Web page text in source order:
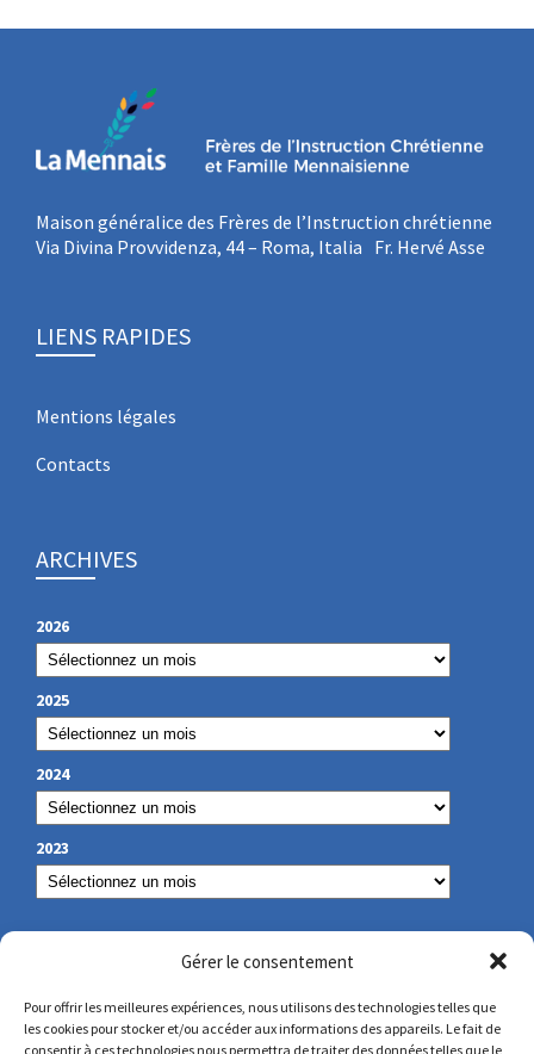
Gérer le consentement
Pour offrir les meilleures expériences, nous utilisons des technologies telles que
les cookies pour stocker et/ou accéder aux informations des appareils. Le fait de
consentir à ces technologies nous permettra de traiter des données telles que le
Maison généralice des Frères de l’Instruction chrétienne
Via Divina Provvidenza, 44 – Roma, Italia Fr. Hervé Asse
LIENS RAPIDES
Mentions légales
Contacts
ARCHIVES
2026
2025
2024
2023
NOS COORDONNÉES
secretariat@lamennais.org